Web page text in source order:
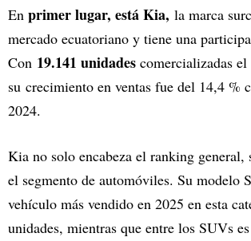
En primer lugar, está Kia, la marca
mercado ecuatoriano y tiene una
Con 19.141 unidades comercializadas el
su crecimiento en ventas fue del 14,4 %
2024.
Kia no solo encabeza el ranking general,
el segmento de automóviles. Su modelo
vehículo más vendido en 2025 en esta
unidades, mientras que entre los SUVs